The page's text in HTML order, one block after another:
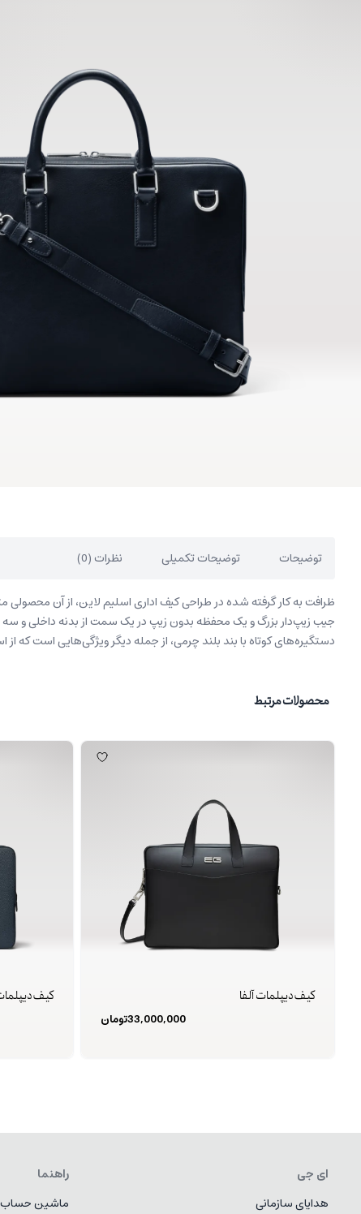
توضیحات توضیحات تکمیلی نظرات (0)
ظرافت به کار گرفته شده در طراحی کیف اداری اسلیم لاین، از آن
جیب زیپ‌دار بزرگ و یک محفظه بدون زیپ در یک سمت از بدنه داخلی و
دستگیره‌های کوتاه با بند بلند چرمی، از جمله دیگر ویژگی‌هایی است که
محصولات مرتبط
کیف دیپلمات آلفا
33,000,000تومان
کیف
ای جی
هدایای سازمانی
راهنما
ماشین حساب